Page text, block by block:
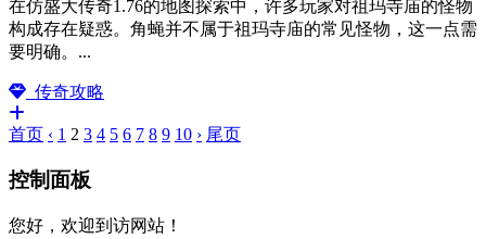
在仿盛大传奇1.76的地图探索中，许多玩家对祖玛寺庙的怪物
构成存在疑惑。角蝇并不属于祖玛寺庙的常见怪物，这一点需
要明确。...
传奇攻略
首页 ‹ 1 2 3 4 5 6 7 8 9 10 › 尾页
控制面板
您好，欢迎到访网站！